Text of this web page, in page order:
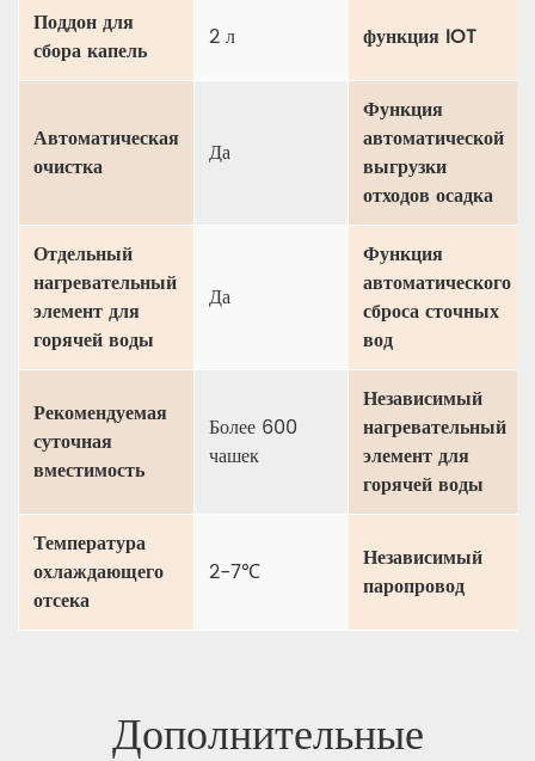
Поддон для
сбора капель
2 л функция IOT
Автоматическая
очистка
Да
Функция
автоматической
выгрузки
отходов осадка
Отдельный
нагревательный
элемент для
горячей воды
Да
Функция
автоматического
сброса сточных
вод
Рекомендуемая
суточная
вместимость
Более 600
чашек
Независимый
нагревательный
элемент для
горячей воды
Температура
охлаждающего
отсека
2-7℃
Независимый
паропровод
Дополнительные